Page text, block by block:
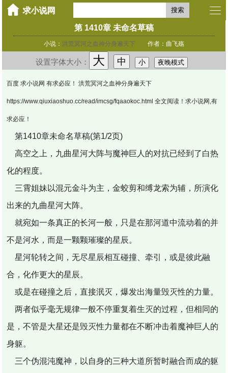
搜索
第 1410章 未命名草稿
小说： 洪荒冥河之血神分身遍天下作者：曲飞殇
设置字体大小： 大 中 小 夜晚模式
百度 求小说网 有求必应！ 洪荒冥河之血神分身遍天下
https://www.qiuxiaoshuo.cc/read/imcsg/fqaaokoc.html 全文阅读！求小说网,有
求必应！
第1410章未命名草稿(第1/2页)
高空之上，九曲星河大阵与魔神巨人的对抗已经到了白热
化的程度。
三霄姐妹以混元金斗为主，金蛟剪和缚龙索为辅，所演化
出来的九曲星河大阵。
就宛如一条真正的长河一般，只是在那河道中流动着的并
不是河水，而是一颗颗璀璨的星辰。
星河轮转之间，无尽星辰相互碰撞、牵引，或是彼此融
合，化作更大的星辰。
或是在碰撞之后，直接泯灭，爆发出海量毁灭性的力量。
两者似乎毫无规律一般不停重复着生灭的过程，但相同的
是，不管是大星还是毁灭性力量都在不断冲击着魔神巨人的
身躯。
三个伪混沌魔神，以自身的三种大道所暂时融合而成的躯